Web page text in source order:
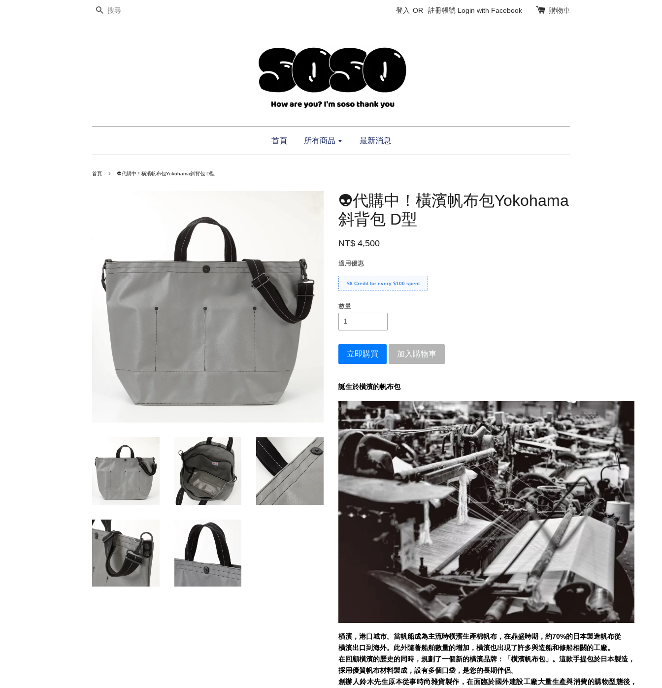
搜尋 登入 OR 註冊帳號 Login with Facebook 購物車
首頁 所有商品 最新消息
首頁 › 👽代購中！橫濱帆布包Yokohama斜背包 D型
👽代購中！橫濱帆布包Yokohama
斜背包 D型
NT$ 4,500
適用優惠
$8 Credit for every $100 spent
數量
立即購買 加入購物車
誕生於橫濱的帆布包
橫濱，港口城市。當帆船成為主流時橫濱生產棉帆布，在鼎盛時期，約70%的日本製造帆布從
橫濱出口到海外。此外隨著船舶數量的增加，橫濱也出現了許多與造船和修船相關的工廠。
在回顧橫濱的歷史的同時，規劃了一個新的橫濱品牌：「橫濱帆布包」。這款手提包於日本製造，
採用優質帆布材料製成，設有多個口袋，是您的長期伴侶。
創辦人鈴木先生原本從事時尚雜貨製作，在面臨於國外建設工廠大量生產與消費的購物型態後，